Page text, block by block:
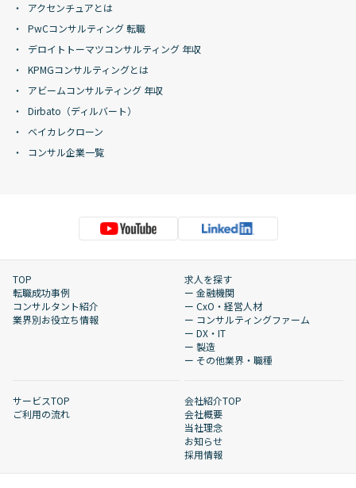
アクセンチュアとは
PwCコンサルティング 転職
デロイトトーマツコンサルティング 年収
KPMGコンサルティングとは
アビームコンサルティング 年収
Dirbato（ディルバート）
ベイカレクローン
コンサル企業一覧
TOP
転職成功事例
コンサルタント紹介
業界別お役立ち情報
求人を探す
ー 金融機関
ー CxO・経営人材
ー コンサルティングファーム
ー DX・IT
ー 製造
ー その他業界・職種
サービスTOP
ご利用の流れ
会社紹介TOP
会社概要
当社理念
お知らせ
採用情報